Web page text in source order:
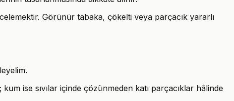
Görünür tabaka, çökelti veya parçacık yararlı
ise sıvılar içinde çözünmeden katı parçacıklar hâlinde